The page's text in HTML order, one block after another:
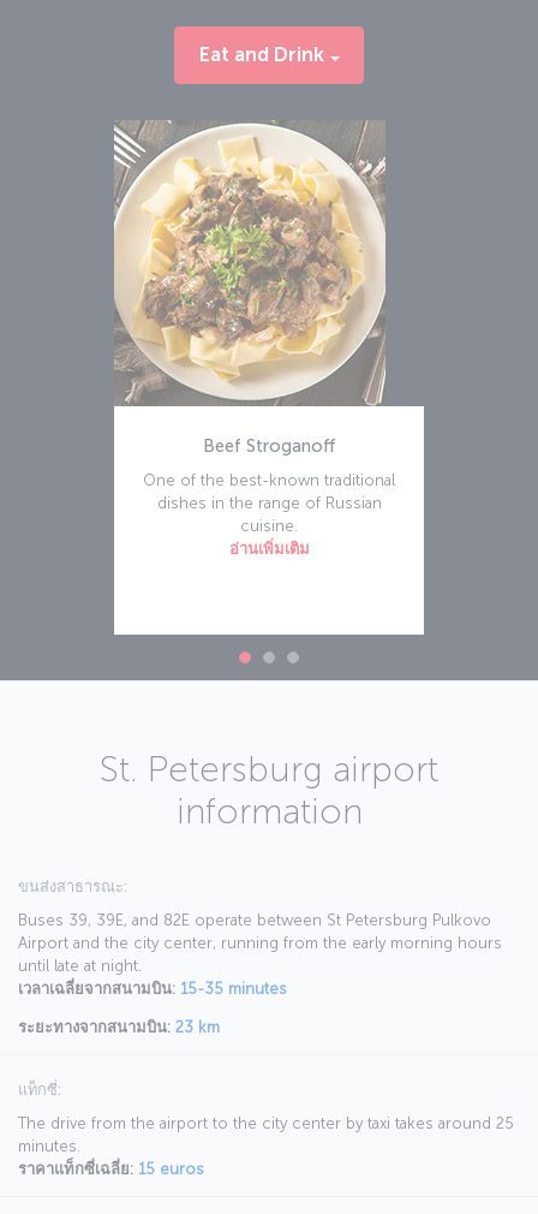
Eat and Drink
Beef Stroganoff
One of the best-known traditional
dishes in the range of Russian
cuisine.
อ่านเพิ่มเติม
St. Petersburg airport
information
ขนส่งสาธารณะ:
Buses 39, 39E, and 82E operate between St Petersburg Pulkovo
Airport and the city center, running from the early morning hours
until late at night.
เวลาเฉลี่ยจากสนามบิน: 15-35 minutes
ระยะทางจากสนามบิน: 23 km
แท็กซี่:
The drive from the airport to the city center by taxi takes around 25
minutes.
ราคาแท็กซี่เฉลี่ย: 15 euros